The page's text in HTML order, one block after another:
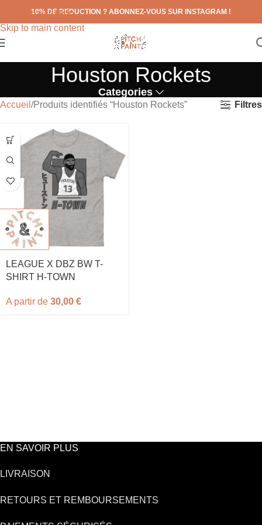
Skip to navigation
Skip to main content
10% DE REDUCTION ? ABONNEZ-VOUS SUR INSTAGRAM !
Houston Rockets
Categories
Accueil Produits identifiés “Houston Rockets” Filtres
LEAGUE X DBZ BW T-
SHIRT H-TOWN
A partir de 30,00 €
EN SAVOIR PLUS
LIVRAISON
RETOURS ET REMBOURSEMENTS